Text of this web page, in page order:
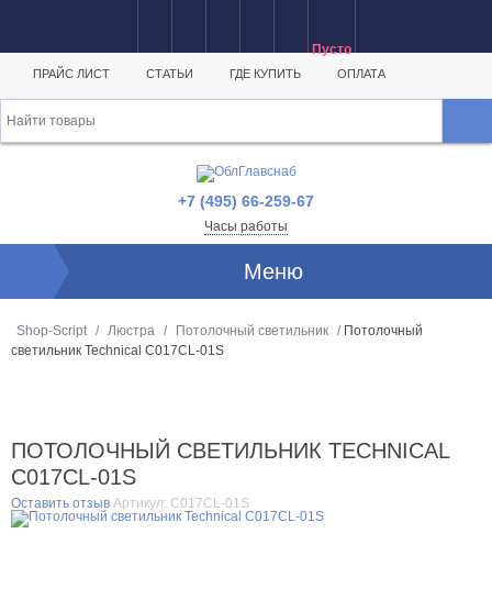
Пусто
ПРАЙС ЛИСТ СТАТЬИ ГДЕ КУПИТЬ ОПЛАТА
+7 (495) 66-259-67
Часы работы
Меню
Shop-Script / Люстра / Потолочный светильник / Потолочный
светильник Technical C017CL-01S
ПОТОЛОЧНЫЙ СВЕТИЛЬНИК TECHNICAL
C017CL-01S
Оставить отзыв Артикул: C017CL-01S